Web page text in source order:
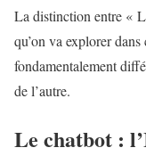
La distinction entre «
qu’on va explorer
fondamentalement
de l’autre.
Le chatbot :